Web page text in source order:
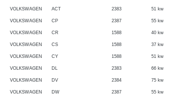
VOLKSWAGEN ACT 2383 51 kw
VOLKSWAGEN CP 2387 55 kw
VOLKSWAGEN CR 1588 40 kw
VOLKSWAGEN CS 1588 37 kw
VOLKSWAGEN CY 1588 51 kw
VOLKSWAGEN DL 2383 66 kw
VOLKSWAGEN DV 2384 75 kw
VOLKSWAGEN DW 2387 55 kw